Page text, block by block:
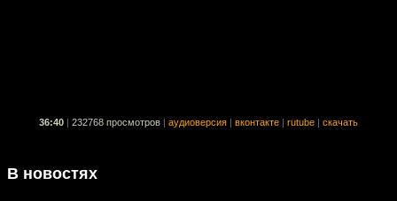
36:40 232768 просмотров аудиоверсия вконтакте rutube скачать
В новостях